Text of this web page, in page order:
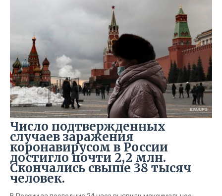
Число подтвержденных
случаев заражения
коронавирусом в России
достигло почти 2,2 млн.
Скончались свыше 38 тысяч
человек.